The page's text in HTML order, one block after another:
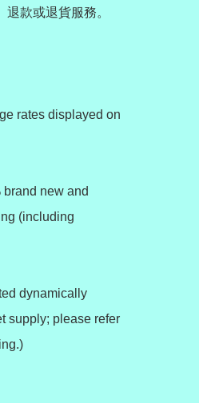
款或退貨服務。
rates displayed on
new and
(including
dynamically
supply; please refer